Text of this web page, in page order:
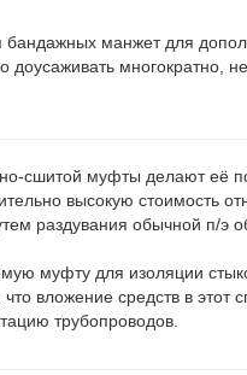
бандажных манжет для
многократно,
сшитой муфты делают её
высокую стоимость
раздувания обычной п/э
муфту для изоляции
вложение средств в этот
трубопроводов.